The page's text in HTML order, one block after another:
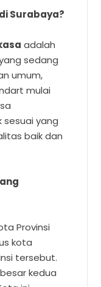
Surabaya?
adalah
sedang
umum,
mulai
sesuai yang
baik dan
Provinsi
kota
tersebut.
kedua